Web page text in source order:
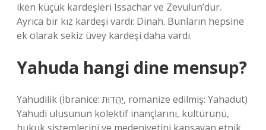
iken küçük kardeşleri Issachar ve Zevulun’dur.
Ayrıca bir kız kardeşi vardı: Dinah. Bunların hepsine
ek olarak sekiz üvey kardeşi daha vardı.
Yahuda hangi dine mensup?
Yahudilik (İbranice: יַהֲדוּת‎, romanize edilmiş: Yahadut)
Yahudi ulusunun kolektif inançlarını, kültürünü,